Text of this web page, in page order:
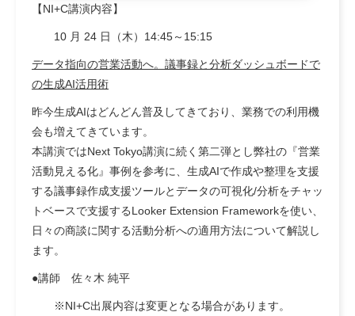
【NI+C講演内容】
10 月 24 日（木）14:45～15:15
データ指向の営業活動へ。議事録と分析ダッシュボードで
の生成AI活用術
昨今生成AIはどんどん普及してきており、業務での利用機
会も増えてきています。
本講演ではNext Tokyo講演に続く第二弾とし弊社の『営業
活動見える化』事例を参考に、生成AIで作成や整理を支援
する議事録作成支援ツールとデータの可視化/分析をチャッ
トベースで支援するLooker Extension Frameworkを使い、
日々の商談に関する活動分析への適用方法について解説し
ます。
●講師 佐々木 純平
※NI+C出展内容は変更となる場合があります。